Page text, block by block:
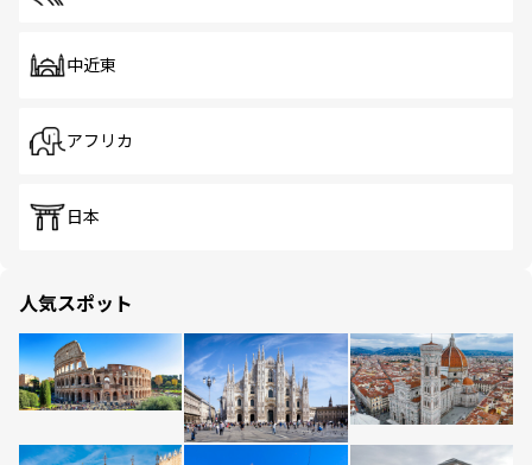
中近東
アフリカ
日本
人気スポット